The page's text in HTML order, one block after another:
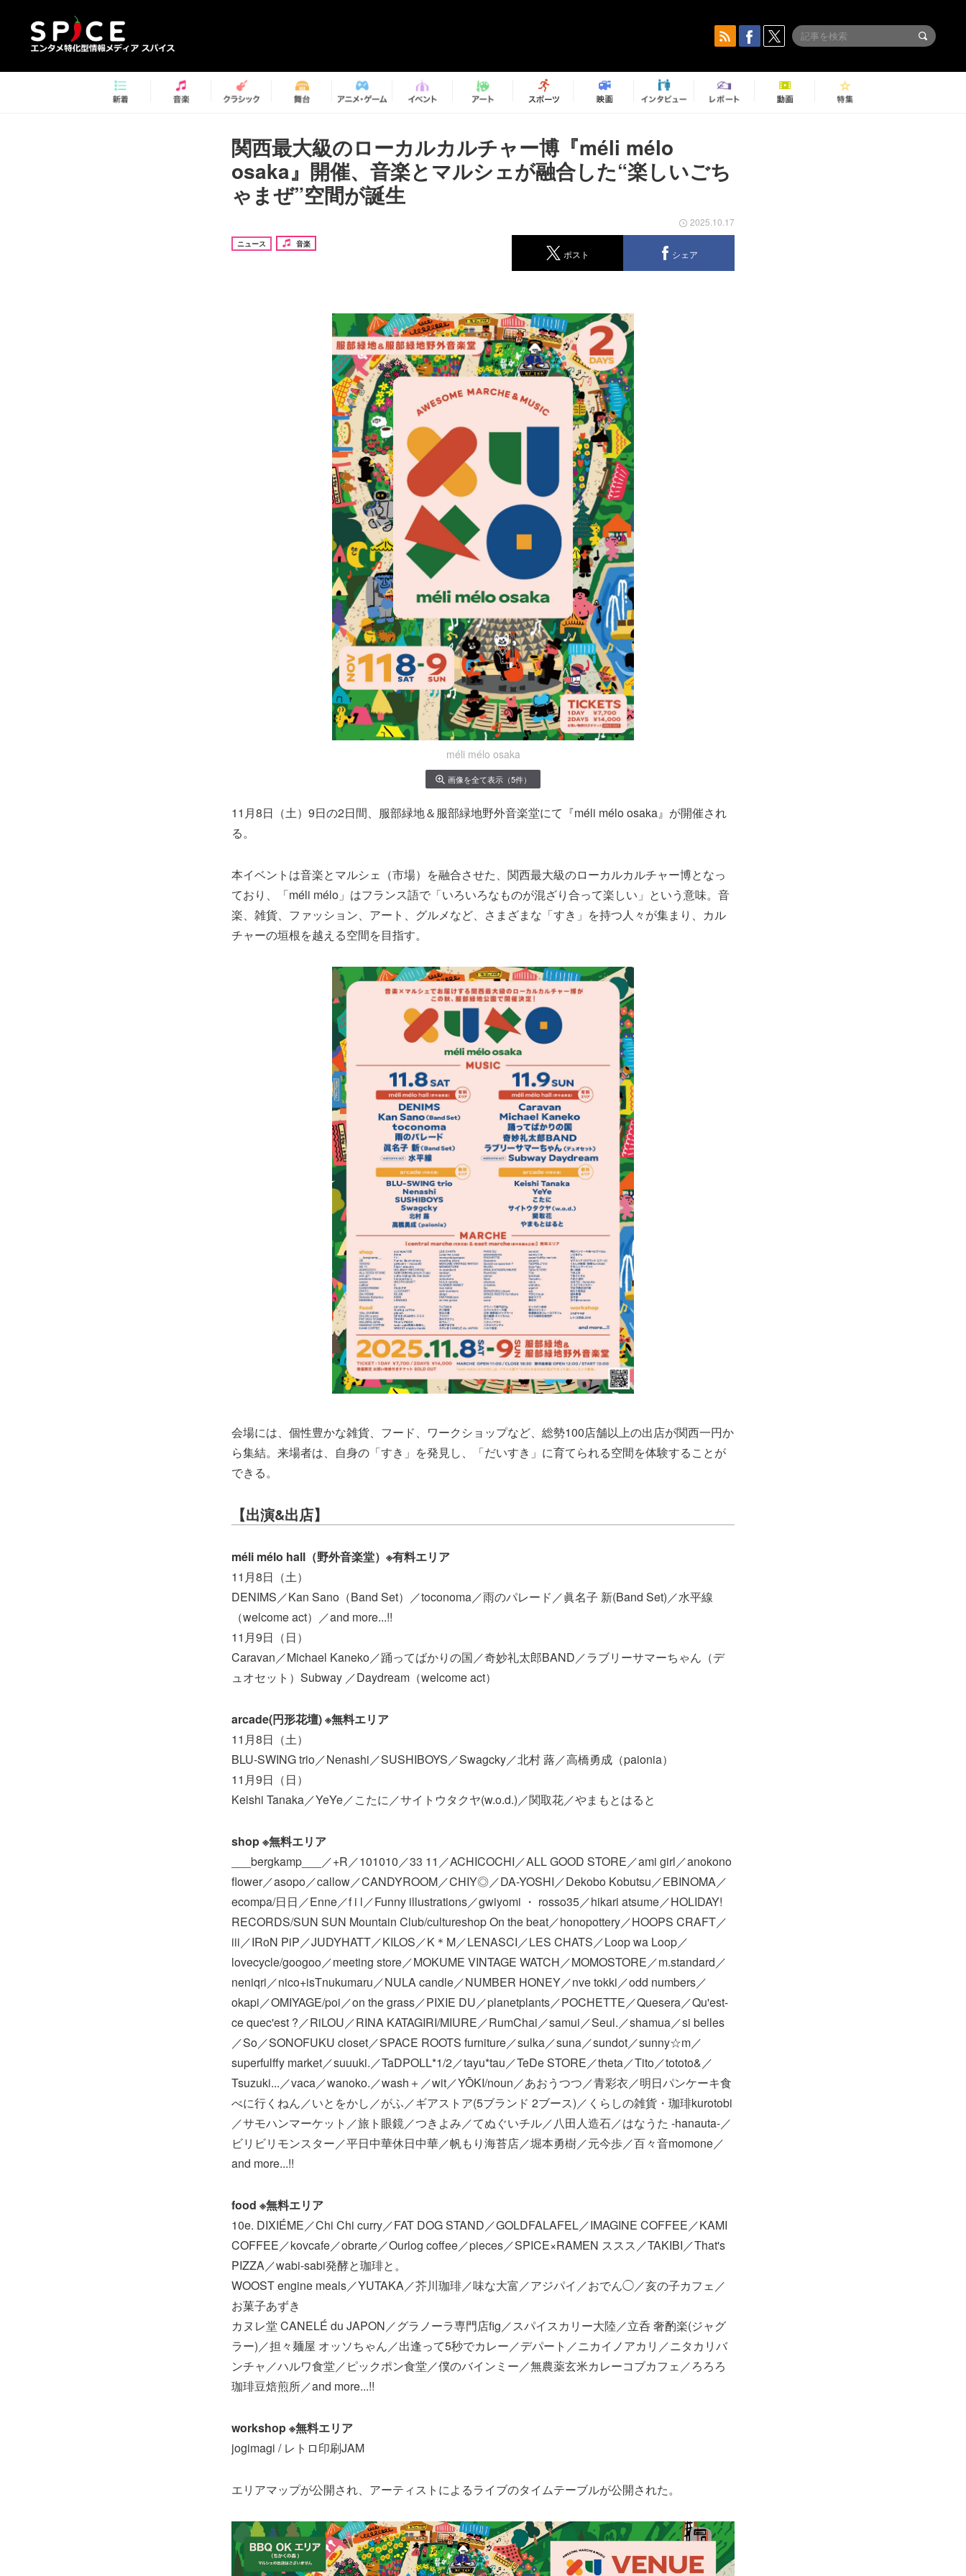
関西最大級のローカルカルチャー博『méli mélo
osaka』開催、音楽とマルシェが融合した“楽しいごち
ゃまぜ”空間が誕生
ニュース 音楽
2025.10.17
ポスト シェア
méli mélo osaka
画像を全て表示（5件）
11月8日（土）9日の2日間、 服部緑地＆服部緑地野外音楽堂にて『méli mélo osaka』が開催され
る。
本イベントは音楽とマルシェ（市場）を融合させた、関西最大級のローカルカルチャー博となっ
ており、「méli mélo」はフランス語で「いろいろなものが混ざり合って楽しい」という意味。音
楽、雑貨、ファッション、アート、グルメなど、さまざまな「すき」を持つ人々が集まり、カル
チャーの垣根を越える空間を目指す。
会場には、個性豊かな雑貨、フード、ワークショップなど、総勢100店舗以上の出店が関西一円か
ら集結。来場者は、自身の「すき」を発見し、「だいすき」に育てられる空間を体験することが
できる。
【出演&出店】
méli mélo hall（野外音楽堂）※有料エリア
11月8日（土）
DENIMS／Kan Sano（Band Set）／toconoma／雨のパレード／眞名子 新(Band Set)／水平線
（welcome act）／and more...!!
11月9日（日）
Caravan／Michael Kaneko／踊ってばかりの国／奇妙礼太郎BAND／ラブリーサマーちゃん（デ
ュオセット）Subway ／Daydream（welcome act）
arcade(円形花壇) ※無料エリア
11月8日（土）
BLU-SWING trio／Nenashi／SUSHIBOYS／Swagcky／北村 蕗／高橋勇成（paionia）
11月9日（日）
Keishi Tanaka／YeYe／こたに／サイトウタクヤ(w.o.d.)／関取花／やまもとはると
shop ※無料エリア
___bergkamp___／+R／101010／33 11／ACHICOCHI／ALL GOOD STORE／ami girl／anokono
flower／asopo／callow／CANDYROOM／CHIY◎／DA-YOSHI／Dekobo Kobutsu／EBINOMA／
ecompa/日日／Enne／f i l／Funny illustrations／gwiyomi ・ rosso35／hikari atsume／HOLIDAY!
RECORDS/SUN SUN Mountain Club/cultureshop On the beat／honopottery／HOOPS CRAFT／
iii／IRoN PiP／JUDYHATT／KILOS／K＊M／LENASCI／LES CHATS／Loop wa Loop／
lovecycle/googoo／meeting store／MOKUME VINTAGE WATCH／MOMOSTORE／m.standard／
neniqri／nico+isTnukumaru／NULA candle／NUMBER HONEY／nve tokki／odd numbers／
okapi／OMIYAGE/poi／on the grass／PIXIE DU／planetplants／POCHETTE／Quesera／Qu'est-
ce quec'est ?／RiLOU／RINA KATAGIRI/MIURE／RumChai／samui／Seul.／shamua／si belles
／So／SONOFUKU closet／SPACE ROOTS furniture／sulka／suna／sundot／sunny☆m／
superfulffy market／suuuki.／TaDPOLL*1/2／tayu*tau／TeDe STORE／theta／Tito／tototo&／
Tsuzuki...／vaca／wanoko.／wash＋／wit／YŌKI/noun／あおうつつ／青彩衣／明日パンケーキ食
べに行くねん／いとをかし／がふ／ギアストア(5ブランド 2ブース)／くらしの雑貨・珈琲kurotobi
／サモハンマーケット／旅ト眼鏡／つきよみ／てぬぐいチル／八田人造石／はなうた -hanauta-／
ビリビリモンスター／平日中華休日中華／帆もり海苔店／堀本勇樹／元今歩／百々音momone／
and more...!!
food ※無料エリア
10e. DIXIÉME／Chi Chi curry／FAT DOG STAND／GOLDFALAFEL／IMAGINE COFFEE／KAMI
COFFEE／kovcafe／obrarte／Ourlog coffee／pieces／SPICE×RAMEN ススス／TAKIBI／That's
PIZZA／wabi-sabi発酵と珈琲と。
WOOST engine meals／YUTAKA／芥川珈琲／味な大富／アジパイ／おでん◯／亥の子カフェ／
お菓子あずき
カヌレ堂 CANELÉ du JAPON／グラノーラ専門店fig／スパイスカリー大陸／立呑 奢酌楽(ジャグ
ラー)／担々麺屋 オッソちゃん／出逢って5秒でカレー／デパート／ニカイノアカリ／ニタカリバ
ンチャ／ハルワ食堂／ピックポン食堂／僕のバインミー／無農薬玄米カレーコブカフェ／ろろろ
珈琲豆焙煎所／and more...!!
workshop ※無料エリア
jogimagi / レトロ印刷JAM
エリアマップが公開され、アーティストによるライブのタイムテーブルが公開された。